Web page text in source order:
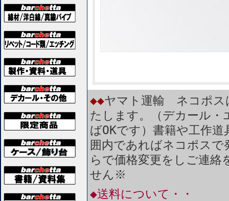
◆◆ヤマト運輸 ネコポス
たします。（デカール・
ばOKです）書籍や工作
囲内であればネコポス
らで価格変更をしご連
せん※
◆送料について・・